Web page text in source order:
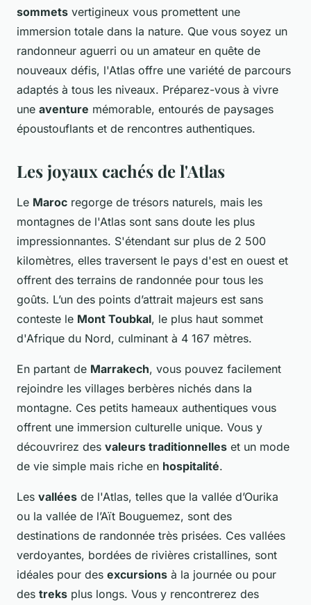
sommets vertigineux vous promettent une
immersion totale dans la nature. Que vous soyez un
randonneur aguerri ou un amateur en quête de
nouveaux défis, l'Atlas offre une variété de parcours
adaptés à tous les niveaux. Préparez-vous à vivre
une aventure mémorable, entourés de paysages
époustouflants et de rencontres authentiques.
Les joyaux cachés de l'Atlas
Le Maroc regorge de trésors naturels, mais les
montagnes de l'Atlas sont sans doute les plus
impressionnantes. S'étendant sur plus de 2 500
kilomètres, elles traversent le pays d'est en ouest et
offrent des terrains de randonnée pour tous les
goûts. L’un des points d’attrait majeurs est sans
conteste le Mont Toubkal, le plus haut sommet
d'Afrique du Nord, culminant à 4 167 mètres.
En partant de Marrakech, vous pouvez facilement
rejoindre les villages berbères nichés dans la
montagne. Ces petits hameaux authentiques vous
offrent une immersion culturelle unique. Vous y
découvrirez des valeurs traditionnelles et un mode
de vie simple mais riche en hospitalité.
Les vallées de l'Atlas, telles que la vallée d’Ourika
ou la vallée de l’Aït Bouguemez, sont des
destinations de randonnée très prisées. Ces vallées
verdoyantes, bordées de rivières cristallines, sont
idéales pour des excursions à la journée ou pour
des treks plus longs. Vous y rencontrerez des